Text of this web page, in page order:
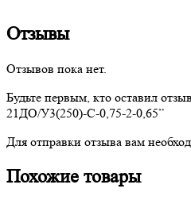
Отзывы
Отзывов пока нет.
Будьте первым, кто оставил
21ДО/У3(250)-С-0,75-2-0,65”
Для отправки отзыва вам
Похожие товары